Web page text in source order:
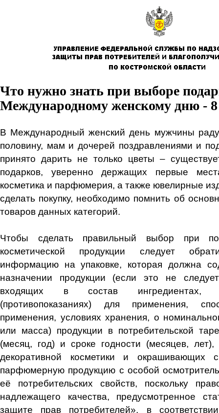
Что нужно знать при выборе
Международному женскому дню -
В Международный женский день мужчины
половину, мам и дочерей поздравлениями и
принято дарить не только цветы –
подарков, уверенно держащих первые
косметика и парфюмерия, а также ювелирные
сделать покупку, необходимо помнить об
товаров данных категорий.
Чтобы сделать правильный выбор при
косметической продукции следует
информацию на упаковке, которая должна
назначении продукции (если это не
входящих в состав ингредиентах,
(противопоказаниях) для применения,
применения, условиях хранения, о
или масса) продукции в потребительской
(месяц, год) и сроке годности (месяцев,
декоративной косметики и окрашивающих
парфюмерную продукцию с особой
её потребительских свойств, поскольку
надлежащего качества, предусмотренное
защите прав потребителей», в